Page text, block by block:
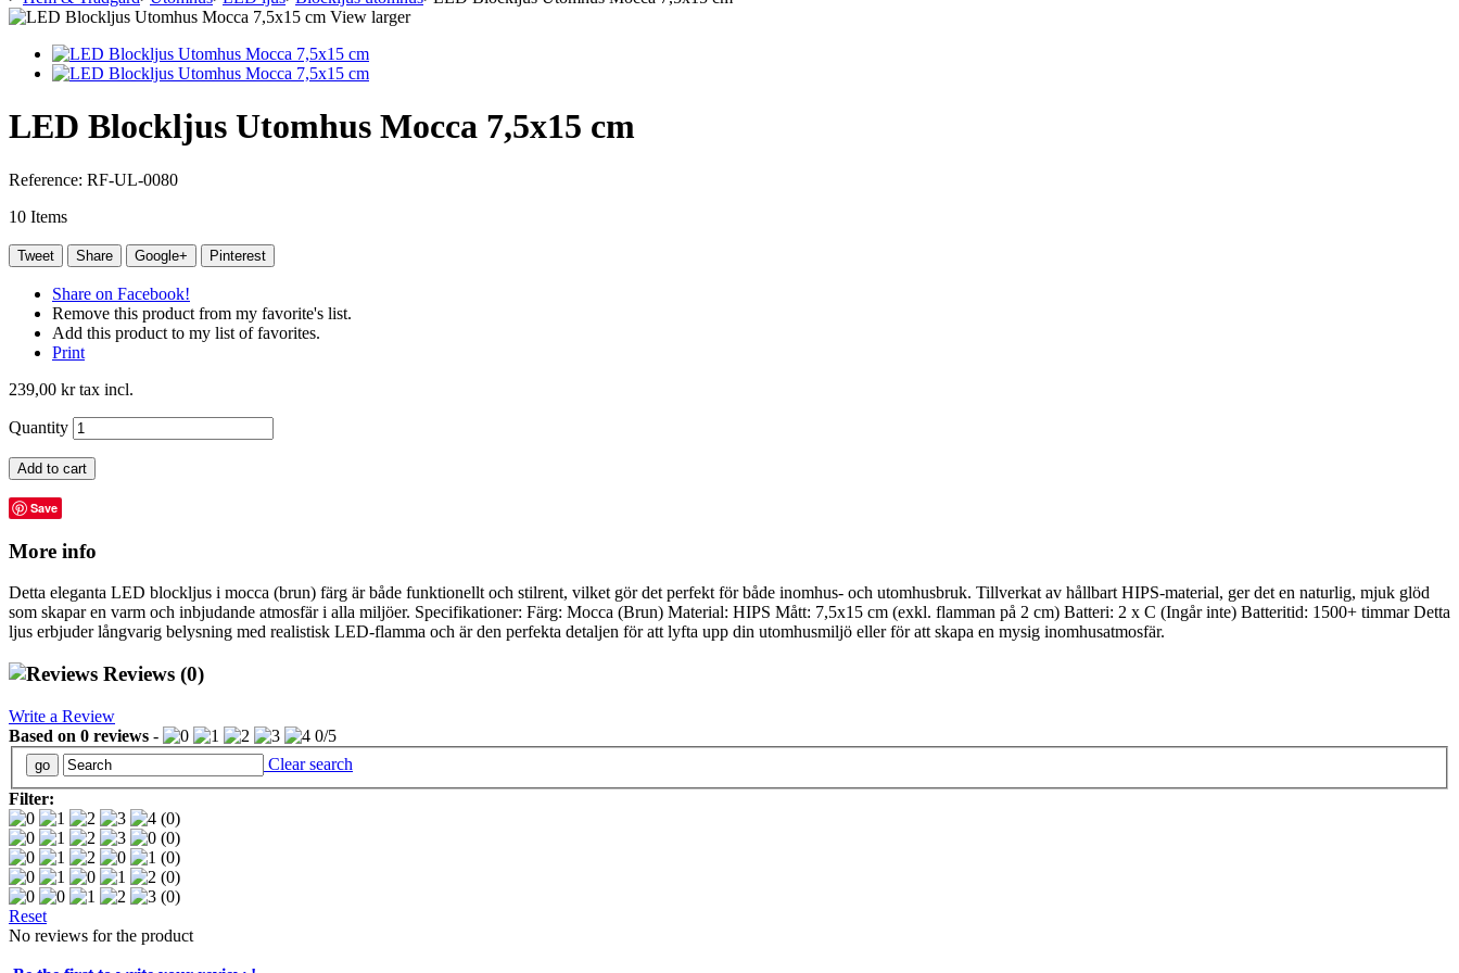
View larger
LED Blockljus Utomhus Mocca 7,5x15 cm
Reference: RF-UL-0080
10 Items
Tweet Share Google+ Pinterest
Share on Facebook!
Remove this product from my favorite's list.
Add this product to my list of favorites.
Print
239,00 krtax incl.
Quantity
Add to cart
Save
More info
Detta eleganta LED blockljus i mocca (brun) färg är både funktionellt och stilrent, vilket gör det perfekt för både inomhus- och utomhusbruk. Tillverkat av hållbart HIPS-material, ger det en naturlig, mjuk glöd
som skapar en varm och inbjudande atmosfär i alla miljöer. Specifikationer: Färg: Mocca (Brun) Material: HIPS Mått: 7,5x15 cm (exkl. flamman på 2 cm) Batteri: 2 x C (Ingår inte) Batteritid: 1500+ timmar Detta
ljus erbjuder långvarig belysning med realistisk LED-flamma och är den perfekta detaljen för att lyfta upp din utomhusmiljö eller för att skapa en mysig inomhusatmosfär.
Reviews (0)
Write a Review
Based on 0 reviews - 0/5
Clear search
Filter:
(0)
(0)
(0)
(0)
(0)
Reset
No reviews for the product